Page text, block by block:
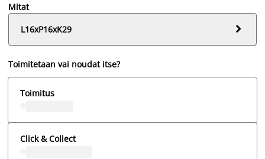
Mitat
L16xP16xK29

Toimitetaan vai noudat itse?
Toimitus
Click & Collect